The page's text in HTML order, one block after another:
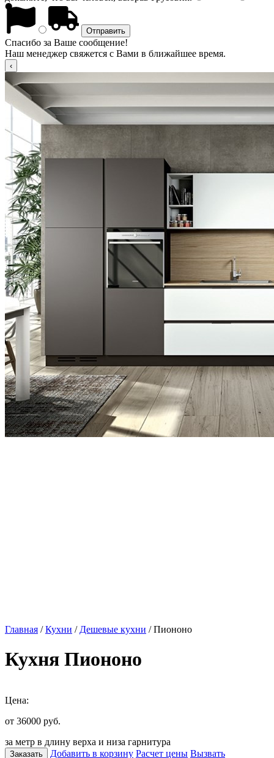
Спасибо за Ваше сообщение!
Наш менеджер свяжется с Вами в ближайшее время.
Главная /Кухни / Дешевые кухни / Пиононо
Кухня Пиононо
Цена:
от 36000 руб.
за метр в длину верха и низа гарнитура
Заказать Добавить в корзину Расчет цены Вызвать